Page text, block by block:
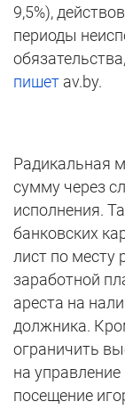
9,5%),
периоды
пишет av.by.
Радикальная
сумму через
исполнения.
банковских
лист по месту
заработной
ареста на
должника.
ограничить
на
посещение